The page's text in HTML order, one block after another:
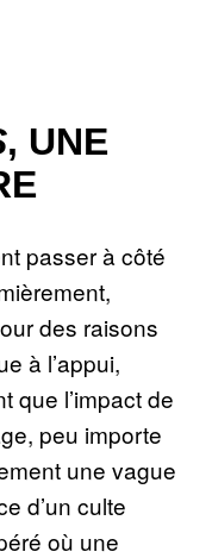
, UNE
passer à côté
des raisons
à l’appui,
que l’impact de
peu importe
une vague
d’un culte
où une